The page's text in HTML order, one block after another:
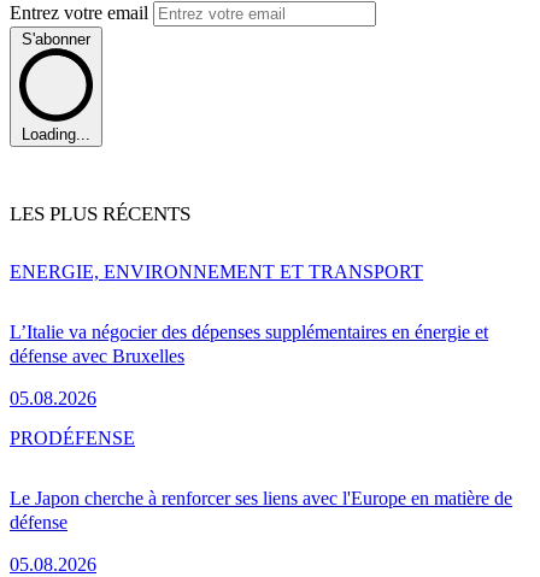
Entrez votre email
S'abonner
Loading...
LES PLUS RÉCENTS
L’Italie va négocier des dépenses supplémentaires en énergie et
défense avec Bruxelles
05.08.2026
ENERGIE, ENVIRONNEMENT ET TRANSPORT
Le Japon cherche à renforcer ses liens avec l'Europe en matière de
défense
05.08.2026
PRODÉFENSE